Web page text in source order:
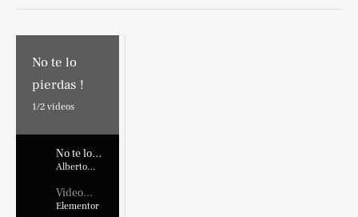
No te lo
pierdas !
1/2 videos
No te lo
pierdas !
Alberto
Video
Placehold
Elementor